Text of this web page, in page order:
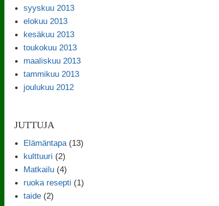
syyskuu 2013
elokuu 2013
kesäkuu 2013
toukokuu 2013
maaliskuu 2013
tammikuu 2013
joulukuu 2012
JUTTUJA
Elämäntapa (13)
kulttuuri (2)
Matkailu (4)
ruoka resepti (1)
taide (2)